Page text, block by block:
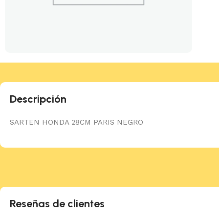
Descripción
SARTEN HONDA 28CM PARIS NEGRO
Reseñas de clientes